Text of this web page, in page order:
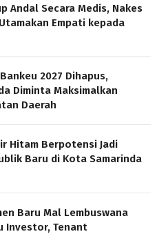
Andal Secara Medis, Nakes
Empati kepada
2027 Dihapus,
Diminta Maksimalkan
Daerah
Hitam Berpotensi Jadi
Baru di Kota Samarinda
Baru Mal Lembuswana
Investor, Tenant